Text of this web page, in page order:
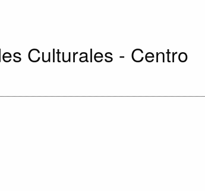
Culturales - Centro